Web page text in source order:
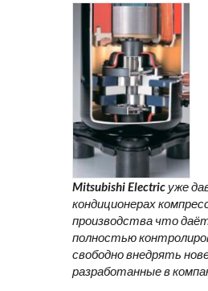
Mitsubishi Electric уже
кондиционерах
производства что
полностью
свободно внедрять
разработанные в